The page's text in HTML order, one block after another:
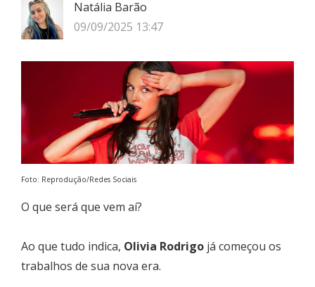
Natália Barão
09/09/2025 13:47
Foto: Reprodução/Redes Sociais
O que será que vem aí?
Ao que tudo indica, Olivia Rodrigo já começou os
trabalhos de sua nova era.